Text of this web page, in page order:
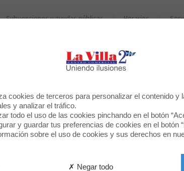
Subvenciones y ayudas públicas Horarios
CLEAN BODY
cookies de terceros para personalizar el contenido y
y analizar el tráfico.
todo el uso de las cookies pinchando en el botón
y guardar tus preferencias de cookies en el botón
sobre el uso de cookies y sus derechos en
✗ Negar todo